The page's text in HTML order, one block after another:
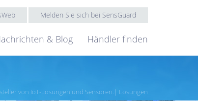
Melden Sie sich bei SensGuard
& Blog Händler finden
von IoT-Lösungen und Sensoren. Lösungen